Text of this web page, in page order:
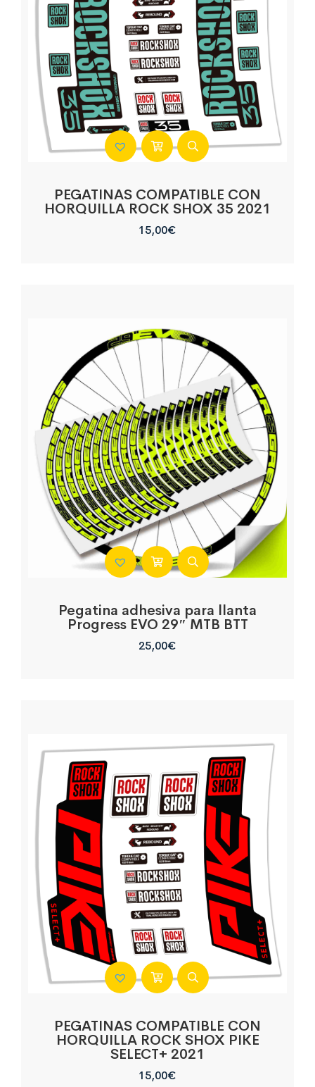
PEGATINAS COMPATIBLE CON
HORQUILLA ROCK SHOX 35 2021
15,00€
Pegatina adhesiva para llanta
Progress EVO 29″ MTB BTT
25,00€
PEGATINAS COMPATIBLE CON
HORQUILLA ROCK SHOX PIKE
SELECT+ 2021
15,00€